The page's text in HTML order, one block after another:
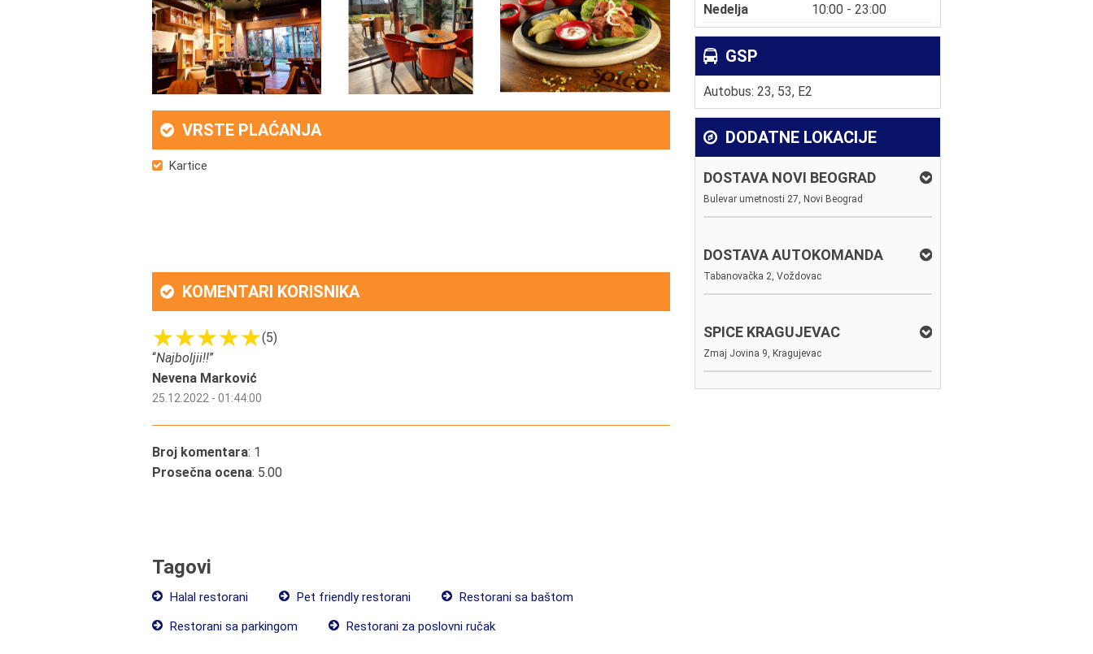
Nedelja
10:00 - 23:00
GSP
Autobus: 23, 53, E2
DODATNE LOKACIJE
DOSTAVA NOVI BEOGRAD
Bulevar umetnosti 27, Novi Beograd
DOSTAVA AUTOKOMANDA
Tabanovačka 2, Voždovac
SPICE KRAGUJEVAC
Zmaj Jovina 9, Kragujevac
VRSTE PLAĆANJA
Kartice
KOMENTARI KORISNIKA
(5)
“Najboljii!!”
Nevena Marković
25.12.2022 - 01:44:00
Broj komentara: 1
Prosečna ocena: 5.00
Tagovi
Halal restorani Pet friendly restorani
Restorani sa baštom
Restorani sa parkingom
Restorani za poslovni ručak